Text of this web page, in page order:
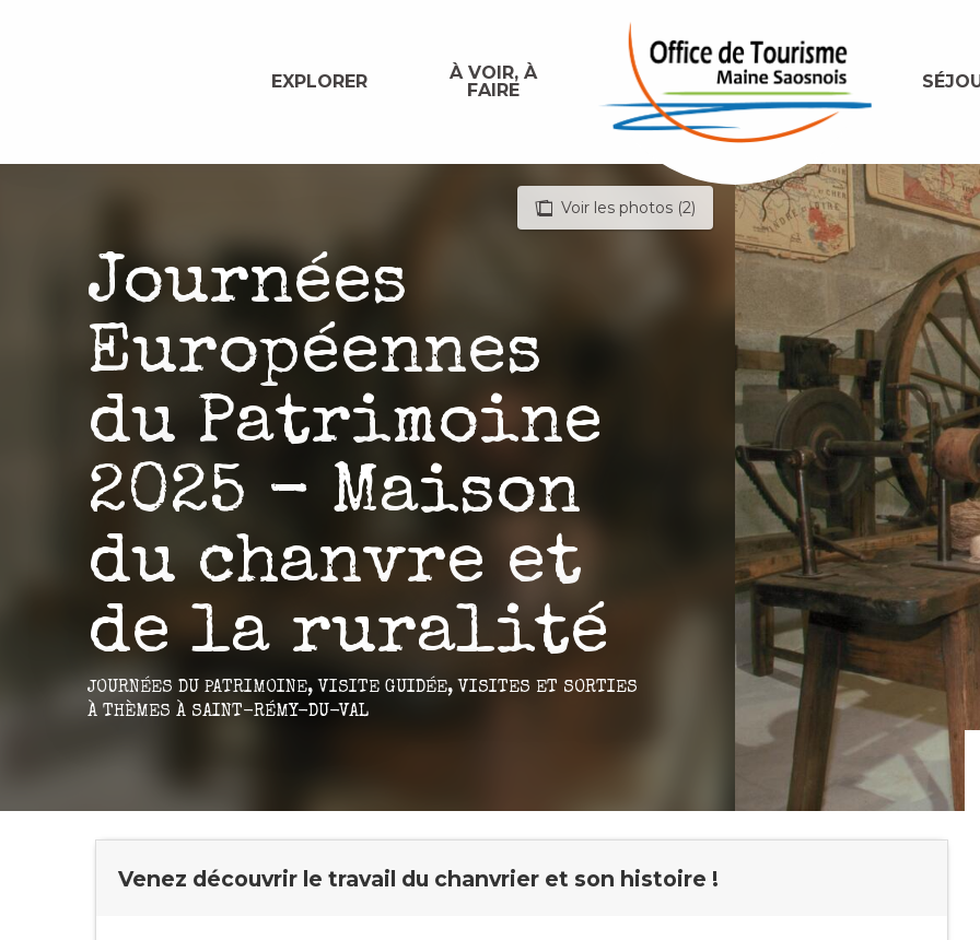
EXPLORER
À VOIR, À
FAIRE
Voir les photos (2)
Journées
Européennes
du Patrimoine
2025 - Maison
du chanvre et
de la ruralité
JOURNÉES DU PATRIMOINE, VISITE GUIDÉE, VISITES ET SORTIES
À THÈMES À SAINT-RÉMY-DU-VAL
Venez découvrir le travail du chanvrier et son histoire !